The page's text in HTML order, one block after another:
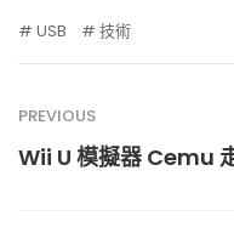
USB 技術
PREVIOUS
Wii U 模擬器 Cemu